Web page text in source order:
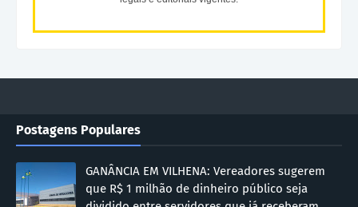
Postagens Populares
GANÂNCIA EM VILHENA: Vereadores sugerem
que R$ 1 milhão de dinheiro público seja